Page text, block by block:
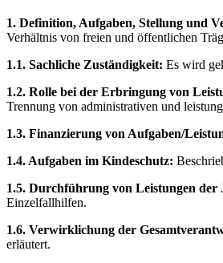
1. Definition, Aufgaben, Stellung und
Verhältnis von freien und öffentlichen
1.1. Sachliche Zuständigkeit: Es wird
1.2. Rolle bei der Erbringung von
Trennung von administrativen und
1.3. Finanzierung von Aufgaben/
1.4. Aufgaben im Kindeschutz:
1.5. Durchführung von Leistungen
Einzelfallhilfen.
1.6. Verwirklichung der
erläutert.